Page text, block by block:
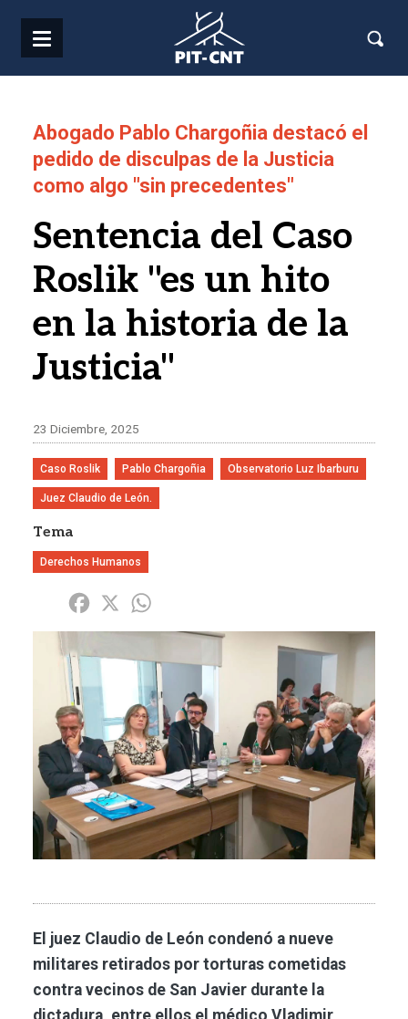
Abogado Pablo Chargoñia destacó el
pedido de disculpas de la Justicia
como algo "sin precedentes"
Sentencia del Caso
Roslik "es un hito
en la historia de la
Justicia"
23 Diciembre, 2025
Caso Roslik Pablo Chargoñia Observatorio Luz Ibarburu
Juez Claudio de León.
Tema
Derechos Humanos
Share Facebook
X
Imagen
El juez Claudio de León condenó a nueve
militares retirados por torturas cometidas
contra vecinos de San Javier durante la